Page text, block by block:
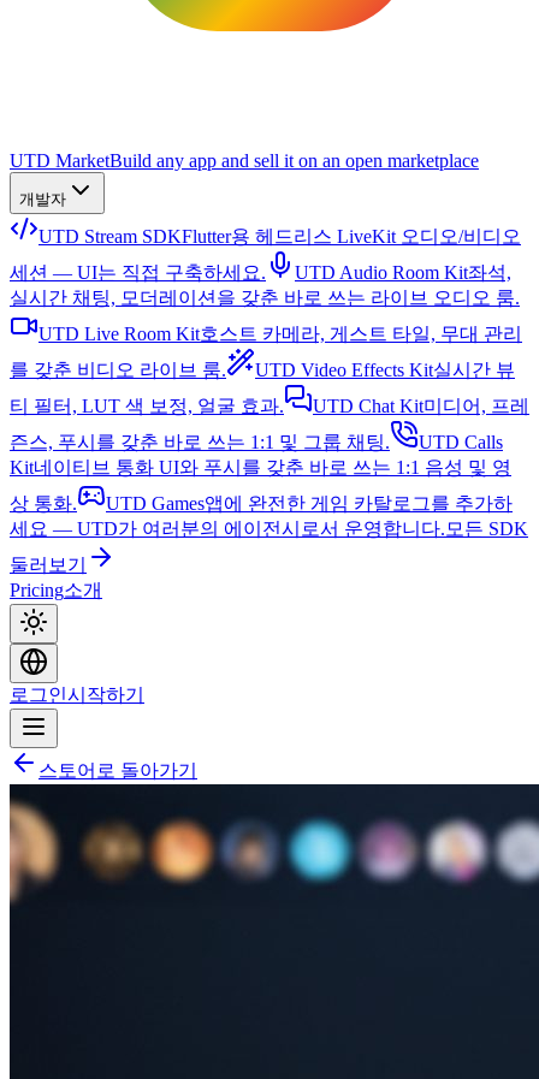
UTD MarketBuild any app and sell it on an open marketplace
개발자
UTD Stream SDKFlutter용 헤드리스 LiveKit 오디오/비디오
세션 — UI는 직접 구축하세요.
UTD Audio Room Kit좌석,
실시간 채팅, 모더레이션을 갖춘 바로 쓰는 라이브 오디오 룸.
UTD Live Room Kit호스트 카메라, 게스트 타일, 무대 관리
를 갖춘 비디오 라이브 룸.
UTD Video Effects Kit실시간 뷰
티 필터, LUT 색 보정, 얼굴 효과.
UTD Chat Kit미디어, 프레
즌스, 푸시를 갖춘 바로 쓰는 1:1 및 그룹 채팅.
UTD Calls
Kit네이티브 통화 UI와 푸시를 갖춘 바로 쓰는 1:1 음성 및 영
상 통화.
UTD Games앱에 완전한 게임 카탈로그를 추가하
세요 — UTD가 여러분의 에이전시로서 운영합니다. 모든 SDK
둘러보기
Pricing소개
로그인시작하기
스토어로 돌아가기